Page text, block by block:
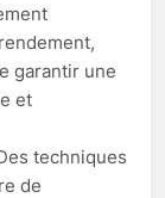
garantir une
et
techniques
de